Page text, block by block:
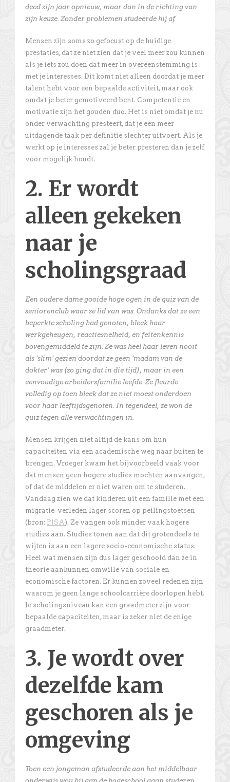
deed zijn jaar opnieuw, maar dan in de richting van
zijn keuze. Zonder problemen studeerde hij af.
Mensen zijn soms zo gefocust op de huidige
prestaties, dat ze niet zien dat je veel meer zou kunnen
als je iets zou doen dat meer in overeenstemming is
met je interesses. Dit komt niet alleen doordat je meer
talent hebt voor een bepaalde activiteit, maar ook
omdat je beter gemotiveerd bent. Competentie en
motivatie zijn het gouden duo. Het is niet omdat je nu
onder verwachting presteert, dat je een meer
uitdagende taak per definitie slechter uitvoert. Als je
werkt op je interesses zal je beter presteren dan je zelf
voor mogelijk houdt.
2. Er wordt
alleen gekeken
naar je
scholingsgraad
Een oudere dame gooide hoge ogen in de quiz van de
seniorenclub waar ze lid van was. Ondanks dat ze een
beperkte scholing had genoten, bleek haar
werkgeheugen, reactiesnelheid, en feitenkennis
bovengemiddeld te zijn. Ze was heel haar leven nooit
als ‘slim’ gezien doordat ze geen ‘madam van de
dokter’ was (zo ging dat in die tijd), maar in een
eenvoudige arbeidersfamilie leefde. Ze fleurde
volledig op toen bleek dat ze niet moest onderdoen
voor haar leeftijdsgenoten. In tegendeel, ze won de
quiz tegen alle verwachtingen in.
Mensen krijgen niet altijd de kans om hun
capaciteiten via een academische weg naar buiten te
brengen. Vroeger kwam het bijvoorbeeld vaak voor
dat mensen geen hogere studies mochten aanvangen,
of dat de middelen er niet waren om te studeren.
Vandaag zien we dat kinderen uit een familie met een
migratie-verleden lager scoren op peilingstoetsen
(bron: PISA ). Ze vangen ook minder vaak hogere
studies aan. Studies tonen aan dat dit grotendeels te
wijten is aan een lagere socio-economische status.
Heel wat mensen zijn dus lager geschoold dan ze in
theorie aankunnen omwille van sociale en
economische factoren. Er kunnen zoveel redenen zijn
waarom je geen lange schoolcarrière doorlopen hebt.
Je scholingsniveau kan een graadmeter zijn voor
bepaalde capaciteiten, maar is zeker niet de enige
graadmeter.
3. Je wordt over
dezelfde kam
geschoren als je
omgeving
Toen een jongeman afstudeerde aan het middelbaar